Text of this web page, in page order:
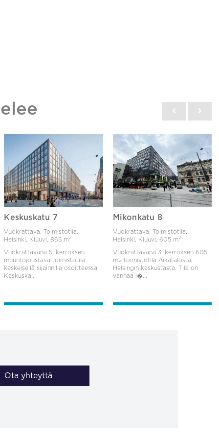
Keskuskatu 7
Vuokrattava, Toimistotila,
Helsinki, Kluuvi,865 m2
Vuokrattavana 5. kerroksen
muuntojoustava toimistotila
keskeisellä sijainnilla osoitteessa
Keskuska...
Mikonkatu 8
Vuokrattava, Toimistotila,
Helsinki, Kluuvi, 605 m2
Vuokrattavana 3. kerroksen 605
m2 toimistotila Aikatalosta,
Helsingin keskustasta. Tila on
vanhaa l�...
Ota yhteyttä